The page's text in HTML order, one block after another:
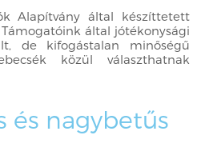
Alapítvány által készíttetett
által jótékonysági
de kifogástalan minőségű
közül választhatnak
és nagybetűs